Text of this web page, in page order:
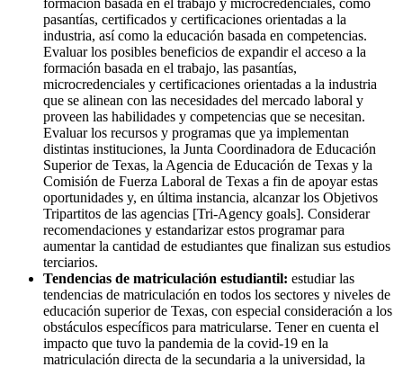
formación basada en el trabajo y microcredenciales, como
pasantías, certificados y certificaciones orientadas a la
industria, así como la educación basada en competencias.
Evaluar los posibles beneficios de expandir el acceso a la
formación basada en el trabajo, las pasantías,
microcredenciales y certificaciones orientadas a la industria
que se alinean con las necesidades del mercado laboral y
proveen las habilidades y competencias que se necesitan.
Evaluar los recursos y programas que ya implementan
distintas instituciones, la Junta Coordinadora de Educación
Superior de Texas, la Agencia de Educación de Texas y la
Comisión de Fuerza Laboral de Texas a fin de apoyar estas
oportunidades y, en última instancia, alcanzar los Objetivos
Tripartitos de las agencias [Tri-Agency goals]. Considerar
recomendaciones y estandarizar estos programar para
aumentar la cantidad de estudiantes que finalizan sus estudios
terciarios.
Tendencias de matriculación estudiantil: estudiar las
tendencias de matriculación en todos los sectores y niveles de
educación superior de Texas, con especial consideración a los
obstáculos específicos para matricularse. Tener en cuenta el
impacto que tuvo la pandemia de la covid-19 en la
matriculación directa de la secundaria a la universidad, la